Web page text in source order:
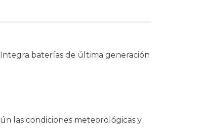
baterías de última generación
las condiciones meteorológicas y